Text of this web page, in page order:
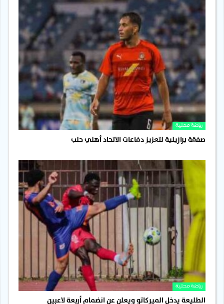
رياضة محلية
صفقة برازيلية لتعزيز دفاعات الاتحاد أهلي حلب
رياضة محلية
الطليعة يدخل الميركاتو ويعلن عن انضمام أربعة لاعبين